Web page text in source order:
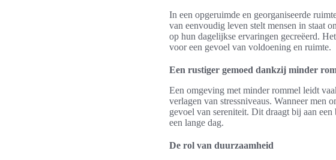
In een opgeruimde en georganiseerde
van eenvoudig leven stelt mensen in staat
op hun dagelijkse ervaringen gecreëerd.
voor een gevoel van voldoening en ruimte.
Een rustiger gemoed dankzij minder
Een omgeving met minder rommel leidt
verlagen van stressniveaus. Wanneer men
gevoel van sereniteit. Dit draagt bij aan
een lange dag.
De rol van duurzaamheid